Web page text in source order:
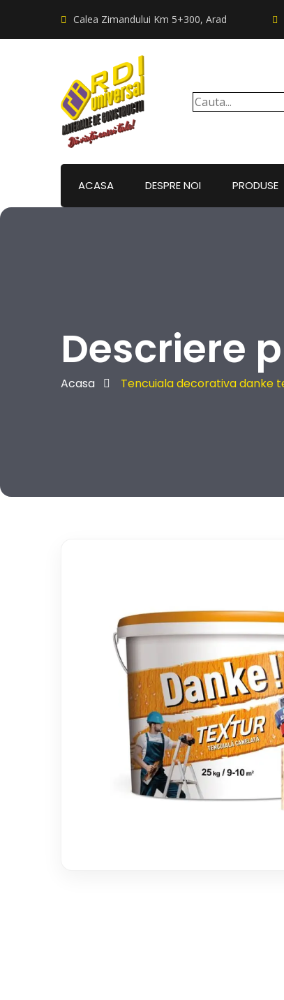
Calea Zimandului Km 5+300, Arad
ACASA DESPRE NOI PRODUSE
Descriere
Acasa Tencuiala decorativa danke